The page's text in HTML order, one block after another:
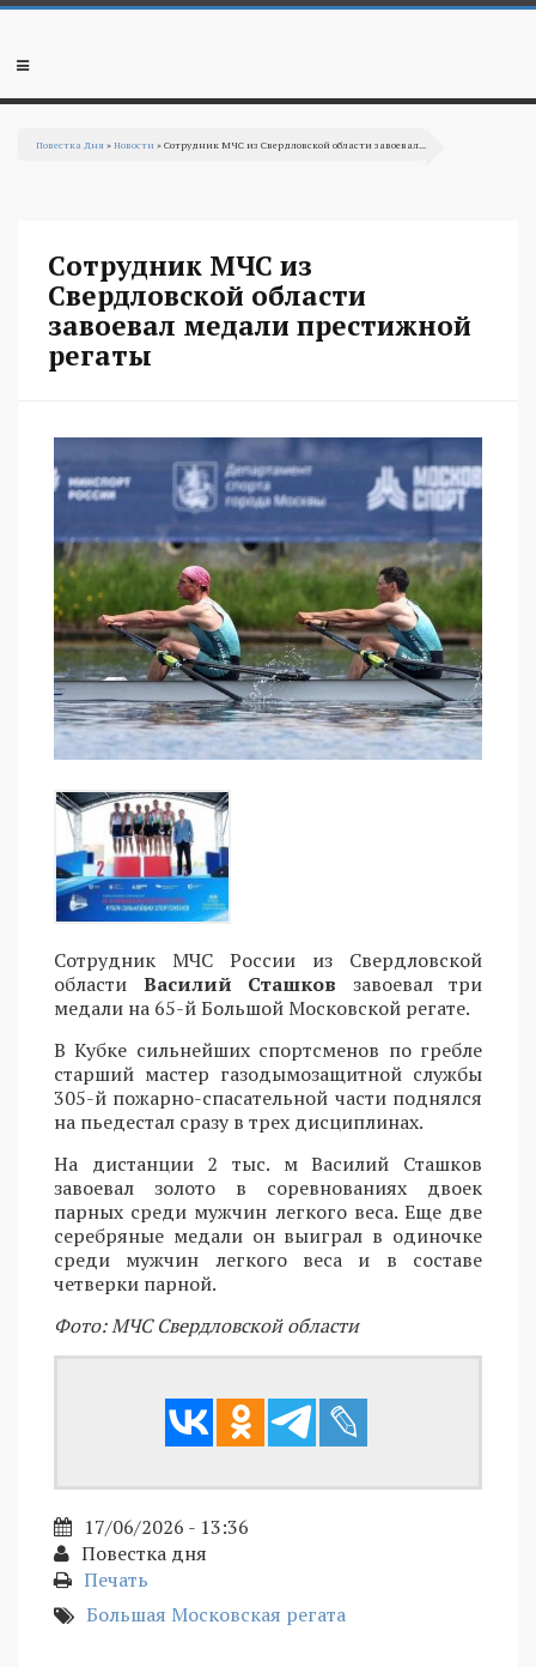
Перейти к основному содержанию
Мобильное
Повестка Дня »Новости » Сотрудник МЧС из Свердловской области завоевал...
Сотрудник МЧС из
Свердловской области
завоевал медали престижной
регаты
Сотрудник МЧС России из Свердловской
области Василий Сташков завоевал три
медали на 65-й Большой Московской регате.
В Кубке сильнейших спортсменов по гребле
старший мастер газодымозащитной службы
305-й пожарно-спасательной части поднялся
на пьедестал сразу в трех дисциплинах.
На дистанции 2 тыс. м Василий Сташков
завоевал золото в соревнованиях двоек
парных среди мужчин легкого веса. Еще две
серебряные медали он выиграл в одиночке
среди мужчин легкого веса и в составе
четверки парной.
Фото: МЧС Свердловской области
17/06/2026 - 13:36
Повестка дня
Печать
Большая Московская регата